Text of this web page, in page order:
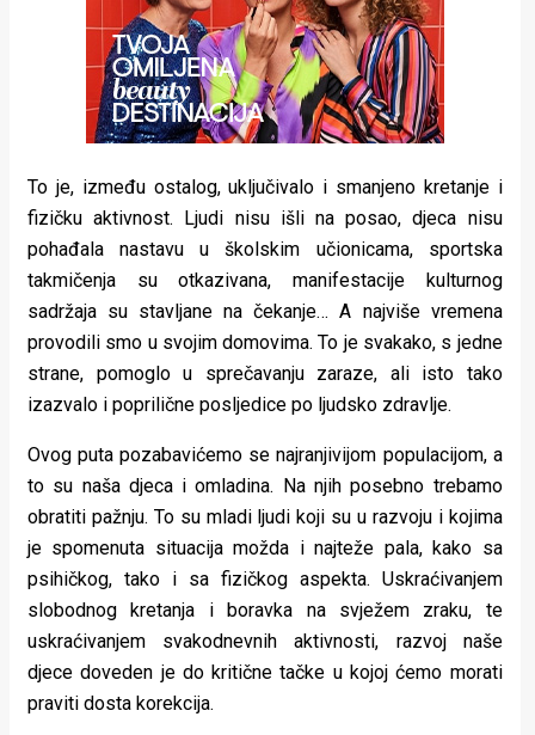
Magazin
To je, između ostalog, uključivalo i smanjeno kretanje i
fizičku aktivnost. Ljudi nisu išli na posao, djeca nisu
pohađala nastavu u školskim učionicama, sportska
takmičenja su otkazivana, manifestacije kulturnog
sadržaja su stavljane na čekanje… A najviše vremena
provodili smo u svojim domovima. To je svakako, s jedne
strane, pomoglo u sprečavanju zaraze, ali isto tako
izazvalo i poprilične posljedice po ljudsko zdravlje.
Ovog puta pozabavićemo se najranjivijom populacijom, a
to su naša djeca i omladina. Na njih posebno trebamo
obratiti pažnju. To su mladi ljudi koji su u razvoju i kojima
je spomenuta situacija možda i najteže pala, kako sa
psihičkog, tako i sa fizičkog aspekta. Uskraćivanjem
slobodnog kretanja i boravka na svježem zraku, te
uskraćivanjem svakodnevnih aktivnosti, razvoj naše
djece doveden je do kritične tačke u kojoj ćemo morati
praviti dosta korekcija.